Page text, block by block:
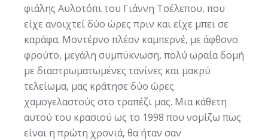
φιάλης Αυλοτόπι του Γιάννη Τσέλεπου, που
είχε ανοιχτεί δύο ώρες πριν και είχε μπει σε
καράφα. Μοντέρνο πλέον καμπερνέ, με άφθονο
φρούτο, μεγάλη συμπύκνωση, πολύ ωραία δομή
με διαστρωματωμένες τανίνες και μακρύ
τελείωμα, μας κράτησε δύο ώρες
χαμογελαστούς στο τραπέζι μας. Μια κάθετη
αυτού του κρασιού ως το 1998 που νομίζω πως
είναι η πρώτη χρονιά, θα ήταν σαν